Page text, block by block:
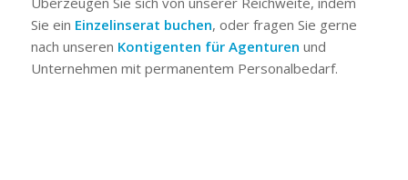
Sie ein Einzelinserat buchen, oder fragen Sie gerne
nach unseren Kontigenten für Agenturen und
Unternehmen mit permanentem Personalbedarf.